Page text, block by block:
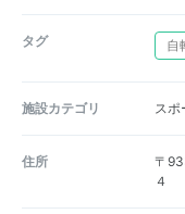
タグ 自
施設カテゴリ スポ
住所
〒
４